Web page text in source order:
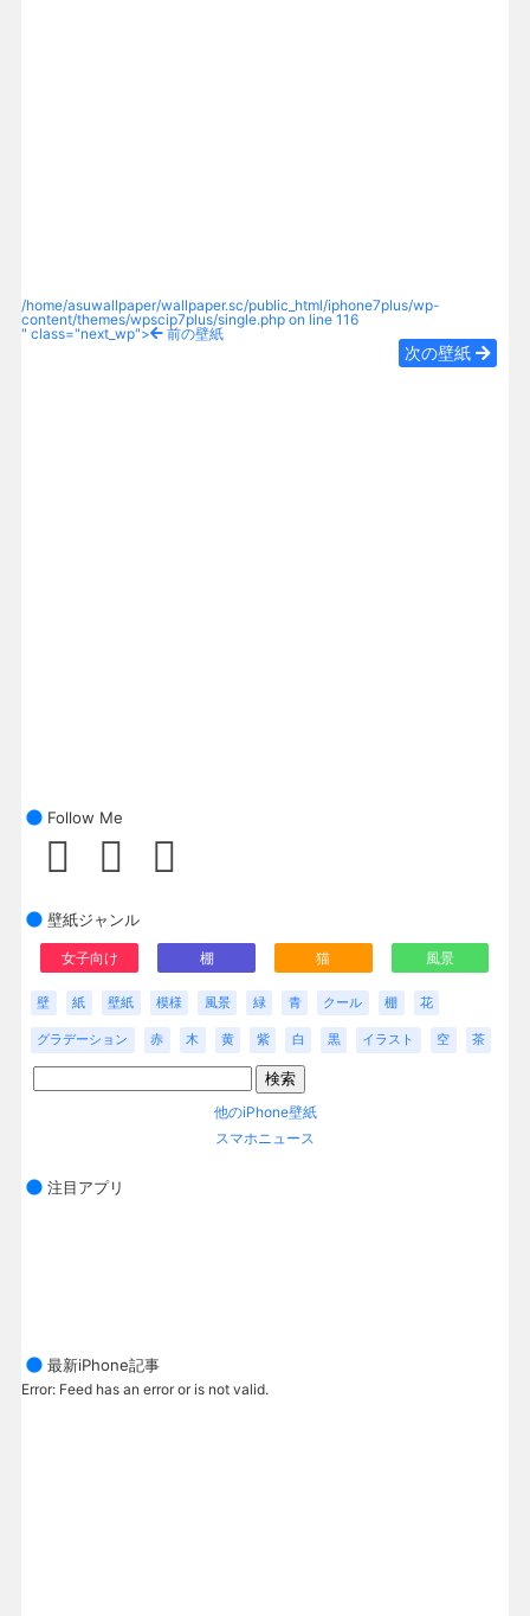
/home/asuwallpaper/wallpaper.sc/public_html/iphone7plus/wp-
content/themes/wpscip7plus/single.php on line116
" class="next_wp">
前の壁紙
次の壁紙
Follow Me
壁紙ジャンル
女子向け 棚 猫 風景
壁 紙 壁紙 模様 風景 緑 青 クール 棚 花
グラデーション 赤 木 黄 紫 白 黒 イラスト 空 茶
他のiPhone壁紙
スマホニュース
注目アプリ
最新iPhone記事
Error: Feed has an error or is not valid.